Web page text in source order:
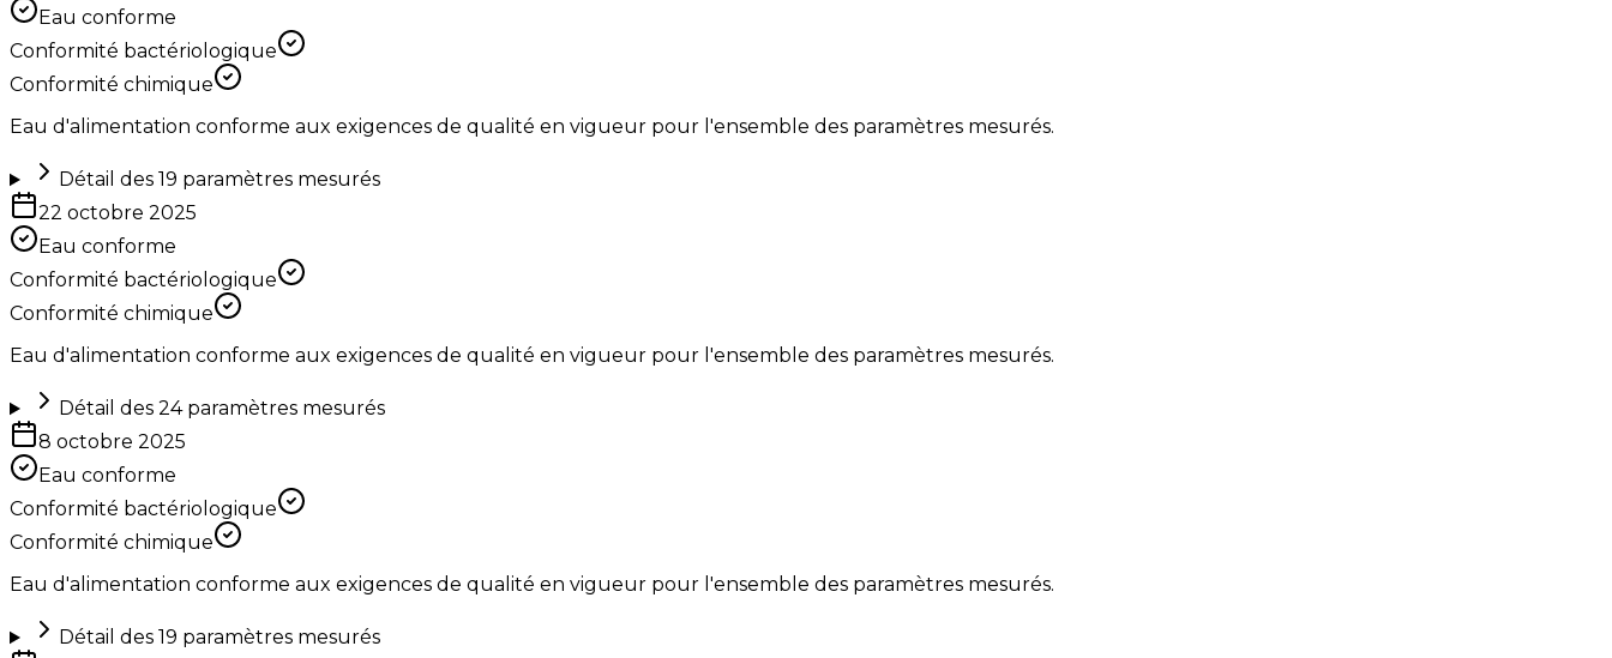
Eau conforme
Conformité bactériologique
Conformité chimique
Eau d'alimentation conforme aux exigences de qualité en vigueur pour l'ensemble des paramètres mesurés.
Détail des 19 paramètres mesurés
22 octobre 2025
Eau conforme
Conformité bactériologique
Conformité chimique
Eau d'alimentation conforme aux exigences de qualité en vigueur pour l'ensemble des paramètres mesurés.
Détail des 24paramètres mesurés
8 octobre 2025
Eau conforme
Conformité bactériologique
Conformité chimique
Eau d'alimentation conforme aux exigences de qualité en vigueur pour l'ensemble des paramètres mesurés.
Détail des 19 paramètres mesurés